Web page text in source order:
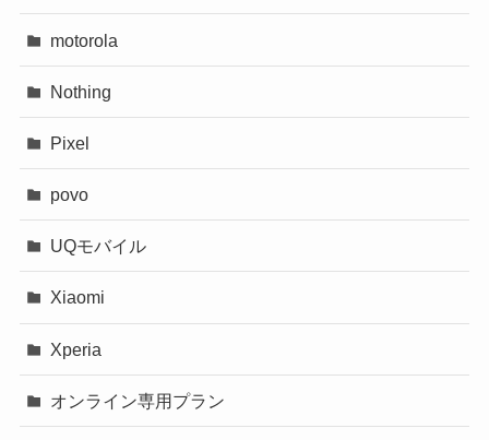
motorola
Nothing
Pixel
povo
UQモバイル
Xiaomi
Xperia
オンライン専用プラン